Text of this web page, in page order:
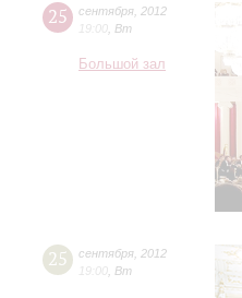
25 сентября 2012
19:00 Вт
Большой зал
25 сентября 2012
19:00 Вт